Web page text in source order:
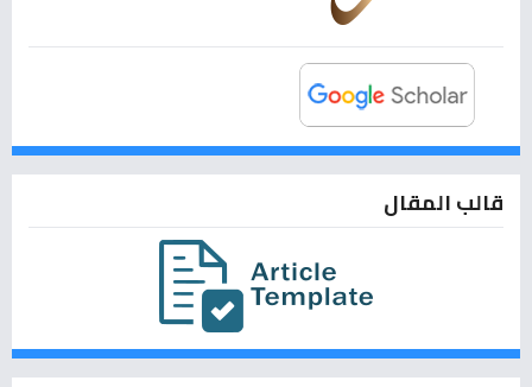
قالب المقال